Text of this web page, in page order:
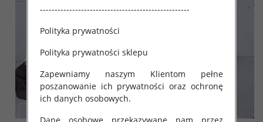
---------------------------------------------------
Polityka prywatności
Polityka prywatności sklepu
Zapewniamy naszym Klientom pełne
poszanowanie ich prywatności oraz ochronę
ich danych osobowych.
Dane osobowe przekazywane nam przez